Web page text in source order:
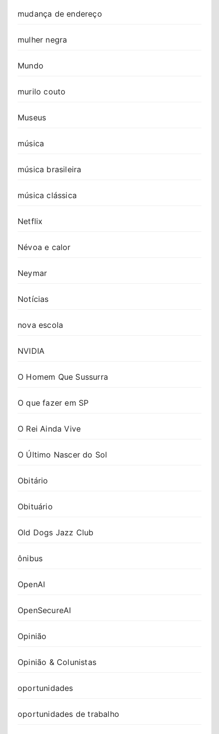
mudança de endereço
mulher negra
Mundo
murilo couto
Museus
música
música brasileira
música clássica
Netflix
Névoa e calor
Neymar
Notícias
nova escola
NVIDIA
O Homem Que Sussurra
O que fazer em SP
O Rei Ainda Vive
O Último Nascer do Sol
Obitário
Obituário
Old Dogs Jazz Club
ônibus
OpenAI
OpenSecureAI
Opinião
Opinião & Colunistas
oportunidades
oportunidades de trabalho